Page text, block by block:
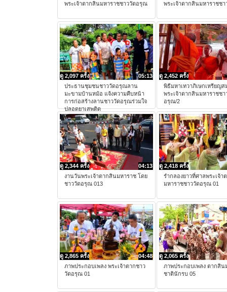
พระเจ้าตากสินมหาราชชาววัดอรุณ
พระเจ้าตากสินมหาราชช
05:13
ดู 2,097 ครั้ง
ประธานชุมชนชาววัดอรุณลาน
มะขามบ้านหม้อ แจ้งความคืบหน้า
การก่อสร้างลานชาววัดอรุณร่วมใจ
ปลอดยาเสพติด
ดู 2,452 ครั้ง
พิธีมหาเทวาภิเษกเหรียญส
พระเจ้าตากสินมหาราชชา
อรุณ/2
04:13
ดู 2,344 ครั้ง
งานวันพระเจ้าตากสินมหาราช โดย
ชาววัดอรุณ 013
ดู 2,418 ครั้ง
รำกลองยาวที่ศาลพระเจ้า
มหาราชชาววัดอรุณ 01
04:48
ดู 2,865 ครั้ง
ภาพประกอบเพลง พระเจ้าตากชาว
วัดอรุณ 01
ดู 2,065 ครั้ง
ภาพประกอบเพลง ตากสิน
ชาตินักรบ 05